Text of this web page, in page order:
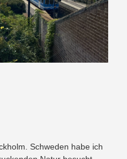
Schweden habe ich